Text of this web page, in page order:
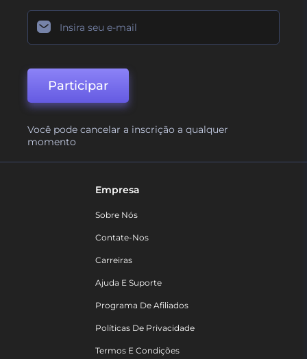
Participar
Você pode cancelar a inscrição a qualquer
momento
Empresa
Sobre Nós
Contate-Nos
Carreiras
Ajuda E Suporte
Programa De Afiliados
Políticas De Privacidade
Termos E Condições